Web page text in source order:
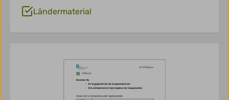
Ländermaterial